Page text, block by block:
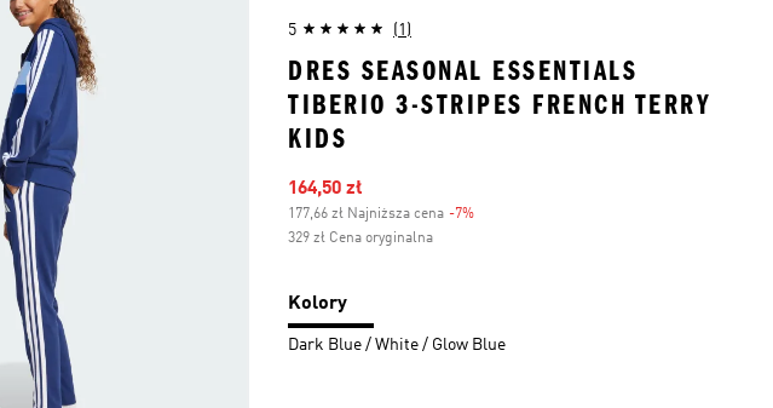
5 (1)
DRES SEASONAL ESSENTIALS
TIBERIO 3-STRIPES FRENCH TERRY
KIDS
Ceny na wyprzedaży
164,50 zł
177,66 zł Najniższa cena -7%
329 zł Cena oryginalna
Kolory
Dark Blue / White / Glow Blue